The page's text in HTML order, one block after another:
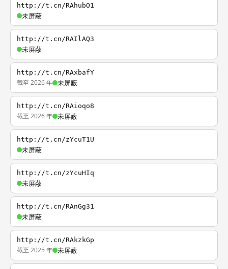
http://t.cn/RAhubO1
未屏蔽
http://t.cn/RAIlAQ3
未屏蔽
http://t.cn/RAxbafY
截至 2026 年 未屏蔽
http://t.cn/RAioqo8
截至 2026 年 未屏蔽
http://t.cn/zYcuT1U
未屏蔽
http://t.cn/zYcuHIq
未屏蔽
http://t.cn/RAnGg31
未屏蔽
http://t.cn/RAkzkGp
截至 2025 年 未屏蔽